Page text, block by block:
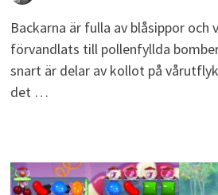
Backarna är fulla av blåsippor och
förvandlats till pollenfyllda
snart är delar av kollot på
det …